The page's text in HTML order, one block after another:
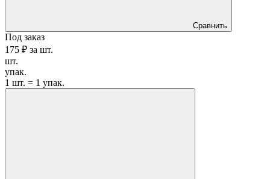
Сравнить
Под заказ
175 ₽ за шт.
шт.
упак.
1 шт. = 1 упак.